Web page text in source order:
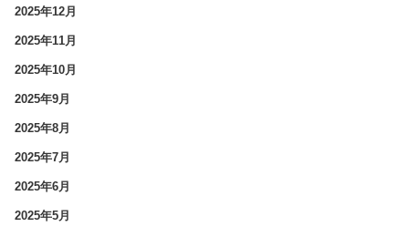
2025年12月
2025年11月
2025年10月
2025年9月
2025年8月
2025年7月
2025年6月
2025年5月